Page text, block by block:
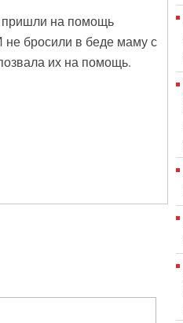
пришли на помощь
не бросили в беде маму с
их на помощь.